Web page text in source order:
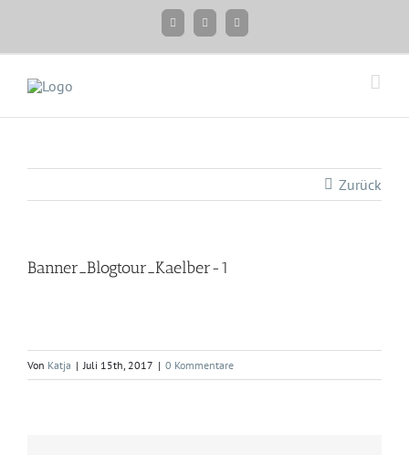
FacebookInstagramTwitter
Zurück
Banner_Blogtour_Kaelber-1
Von Katja | Juli 15th, 2017 | 0 Kommentare